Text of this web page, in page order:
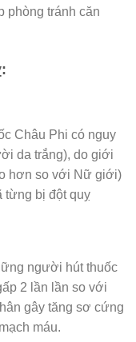
phòng tránh căn
Châu Phi có nguy
da trắng), do giới
hơn so với Nữ giới)
từng bị đột quỵ
người hút thuốc
2 lần lần so với
gây tăng sơ cứng
máu.